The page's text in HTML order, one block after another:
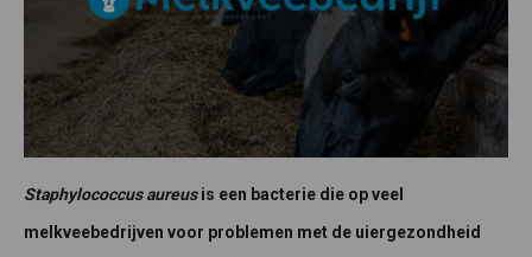
Staphylococcus aureusis een bacterie die op veel
melkveebedrijven voor problemen met de uiergezondheid